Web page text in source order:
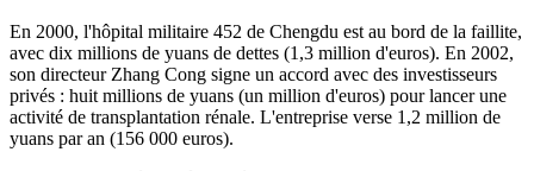
En 2000, l'hôpital militaire 452 de Chengdu est au bord de la faillite,
avec dix millions de yuans de dettes (1,3 million d'euros). En 2002,
son directeur Zhang Cong signe un accord avec des investisseurs
privés : huit millions de yuans (un million d'euros) pour lancer une
activité de transplantation rénale. L'entreprise verse 1,2 million de
yuans par an (156 000 euros).